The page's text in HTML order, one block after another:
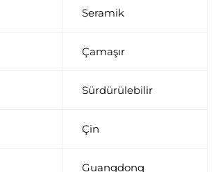
Seramik
Çamaşır
Sürdürülebilir
Çin
Guangdong